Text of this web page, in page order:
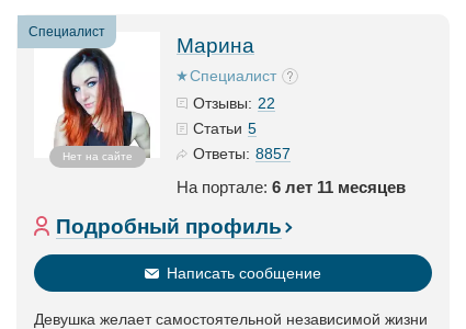
Специалист
Нет на сайте
Марина
Специалист
Отзывы: 22
Статьи 5
Ответы: 8857
На портале: 6 лет 11 месяцев
Подробный профиль
Написать сообщение
Девушка желает самостоятельной независимой жизни